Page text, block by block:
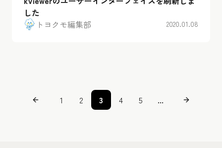
した
トヨクモ編集部
2020.01.08
1 2 3 4 5 ...